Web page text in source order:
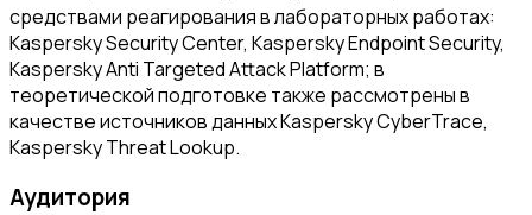
средствами реагирования в лабораторных работах:
Kaspersky Security Center, Kaspersky Endpoint Security,
Kaspersky Anti Targeted Attack Platform; в
теоретической подготовке также рассмотрены в
качестве источников данных Kaspersky CyberTrace,
Kaspersky Threat Lookup.
Аудитория